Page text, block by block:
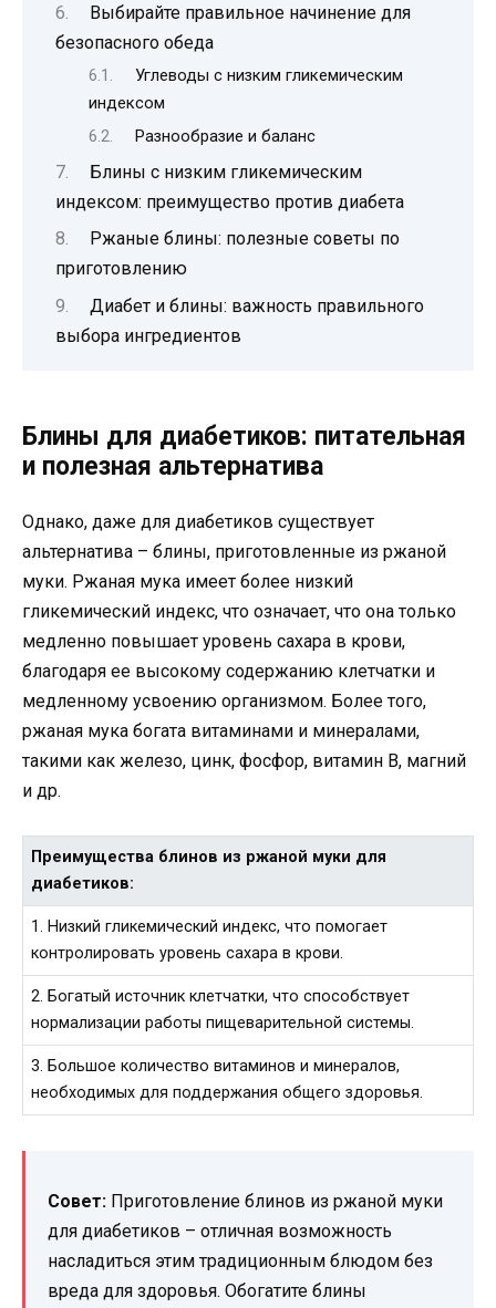
Выбирайте правильное начинение для
безопасного обеда
Углеводы с низким гликемическим
индексом
Разнообразие и баланс
Блины с низким гликемическим
индексом: преимущество против диабета
Ржаные блины: полезные советы по
приготовлению
Диабет и блины: важность правильного
выбора ингредиентов
Блины для диабетиков: питательная
и полезная альтернатива
Однако, даже для диабетиков существует
альтернатива – блины, приготовленные из ржаной
муки. Ржаная мука имеет более низкий
гликемический индекс, что означает, что она только
медленно повышает уровень сахара в крови,
благодаря ее высокому содержанию клетчатки и
медленному усвоению организмом. Более того,
ржаная мука богата витаминами и минералами,
такими как железо, цинк, фосфор, витамин В, магний
и др.
Преимущества блинов из ржаной муки для
диабетиков:
1. Низкий гликемический индекс, что помогает
контролировать уровень сахара в крови.
2. Богатый источник клетчатки, что способствует
нормализации работы пищеварительной системы.
3. Большое количество витаминов и минералов,
необходимых для поддержания общего здоровья.
Совет: Приготовление блинов из ржаной муки
для диабетиков – отличная возможность
насладиться этим традиционным блюдом без
вреда для здоровья. Обогатите блины